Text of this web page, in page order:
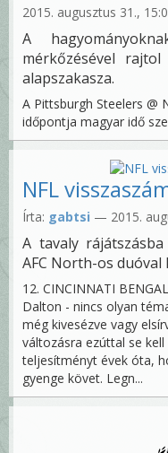
2015. augusztus 31.,
A
mérkőzésével
alapszakasza.
A Pittsburgh Steelers @
időpontja magyar idő
NFL
Írta: gabtsi — 2015.
A tavaly
AFC North-os duóval
12. CINCINNATI
Dalton - nincs olyan
még kivesézve vagy
változásra ezúttal se
teljesítményt évek óta,
gyenge követ. Legn...